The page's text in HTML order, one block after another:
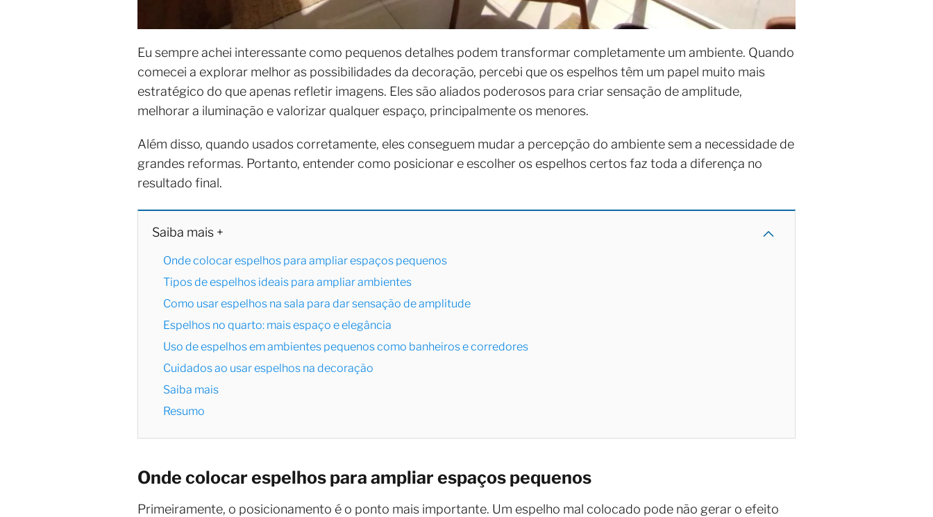
Eu sempre achei interessante como pequenos detalhes podem transformar completamente um ambiente. Quando
comecei a explorar melhor as possibilidades da decoração, percebi que os espelhos têm um papel muito mais
estratégico do que apenas refletir imagens. Eles são aliados poderosos para criar sensação de amplitude,
melhorar a iluminação e valorizar qualquer espaço, principalmente os menores.
Além disso, quando usados corretamente, eles conseguem mudar a percepção do ambiente sem a necessidade de
grandes reformas. Portanto, entender como posicionar e escolher os espelhos certos faz toda a diferença no
resultado final.
Saiba mais +
Onde colocar espelhos para ampliar espaços pequenos
Tipos de espelhos ideais para ampliar ambientes
Como usar espelhos na sala para dar sensação de amplitude
Espelhos no quarto: mais espaço e elegância
Uso de espelhos em ambientes pequenos como banheiros e corredores
Cuidados ao usar espelhos na decoração
Saiba mais
Resumo
Onde colocar espelhos para ampliar espaços pequenos
Primeiramente, o posicionamento é o ponto mais importante. Um espelho mal colocado pode não gerar o efeito